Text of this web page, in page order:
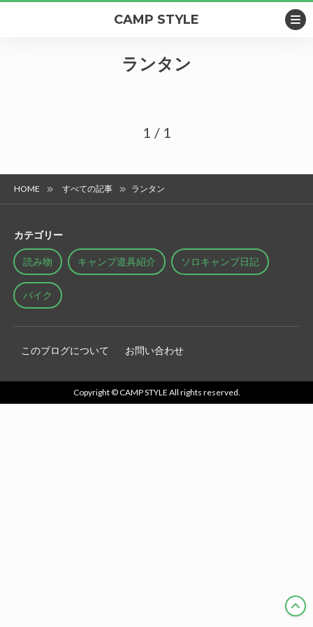
CAMP STYLE
ランタン
1 / 1
HOME すべての記事 ランタン
カテゴリー
読み物 キャンプ道具紹介 ソロキャンプ日記
バイク
このブログについて お問い合わせ
Copyright © CAMP STYLE All rights reserved.